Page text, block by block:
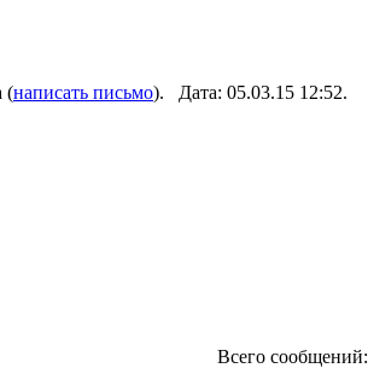
(написать письмо). Дата: 05.03.15 12:52.
Всего сообщений: